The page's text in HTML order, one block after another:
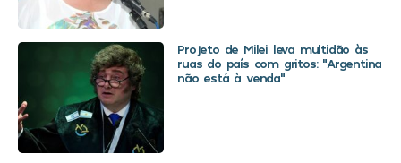
Projeto de Milei leva multidão às
ruas do país com gritos: “Argentina
não está à venda”